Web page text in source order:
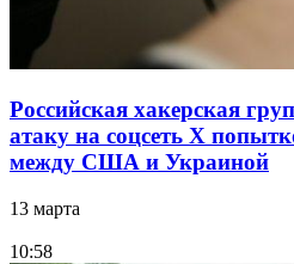
Российская хакерская
атаку на соцсеть Х
между США и Украиной
13 марта
10:58